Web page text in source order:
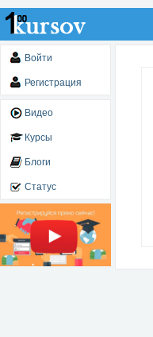
Войти
Регистрация
Видео
Курсы
Блоги
Статус